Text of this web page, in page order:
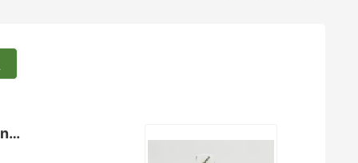
小鼠小肠类器官 Prime 试剂盒（无血清）Mouse Intestinal Organoid Prime Kit...